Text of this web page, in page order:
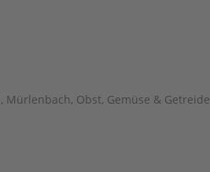
, Mürlenbach, Obst, Gemüse & Getreide